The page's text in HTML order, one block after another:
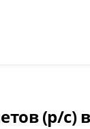
(р/с)